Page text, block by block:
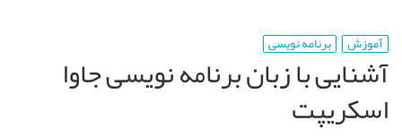
آموزش برنامه نویسی
آشنایی با زبان برنامه نویسی جاوا
اسکریپت